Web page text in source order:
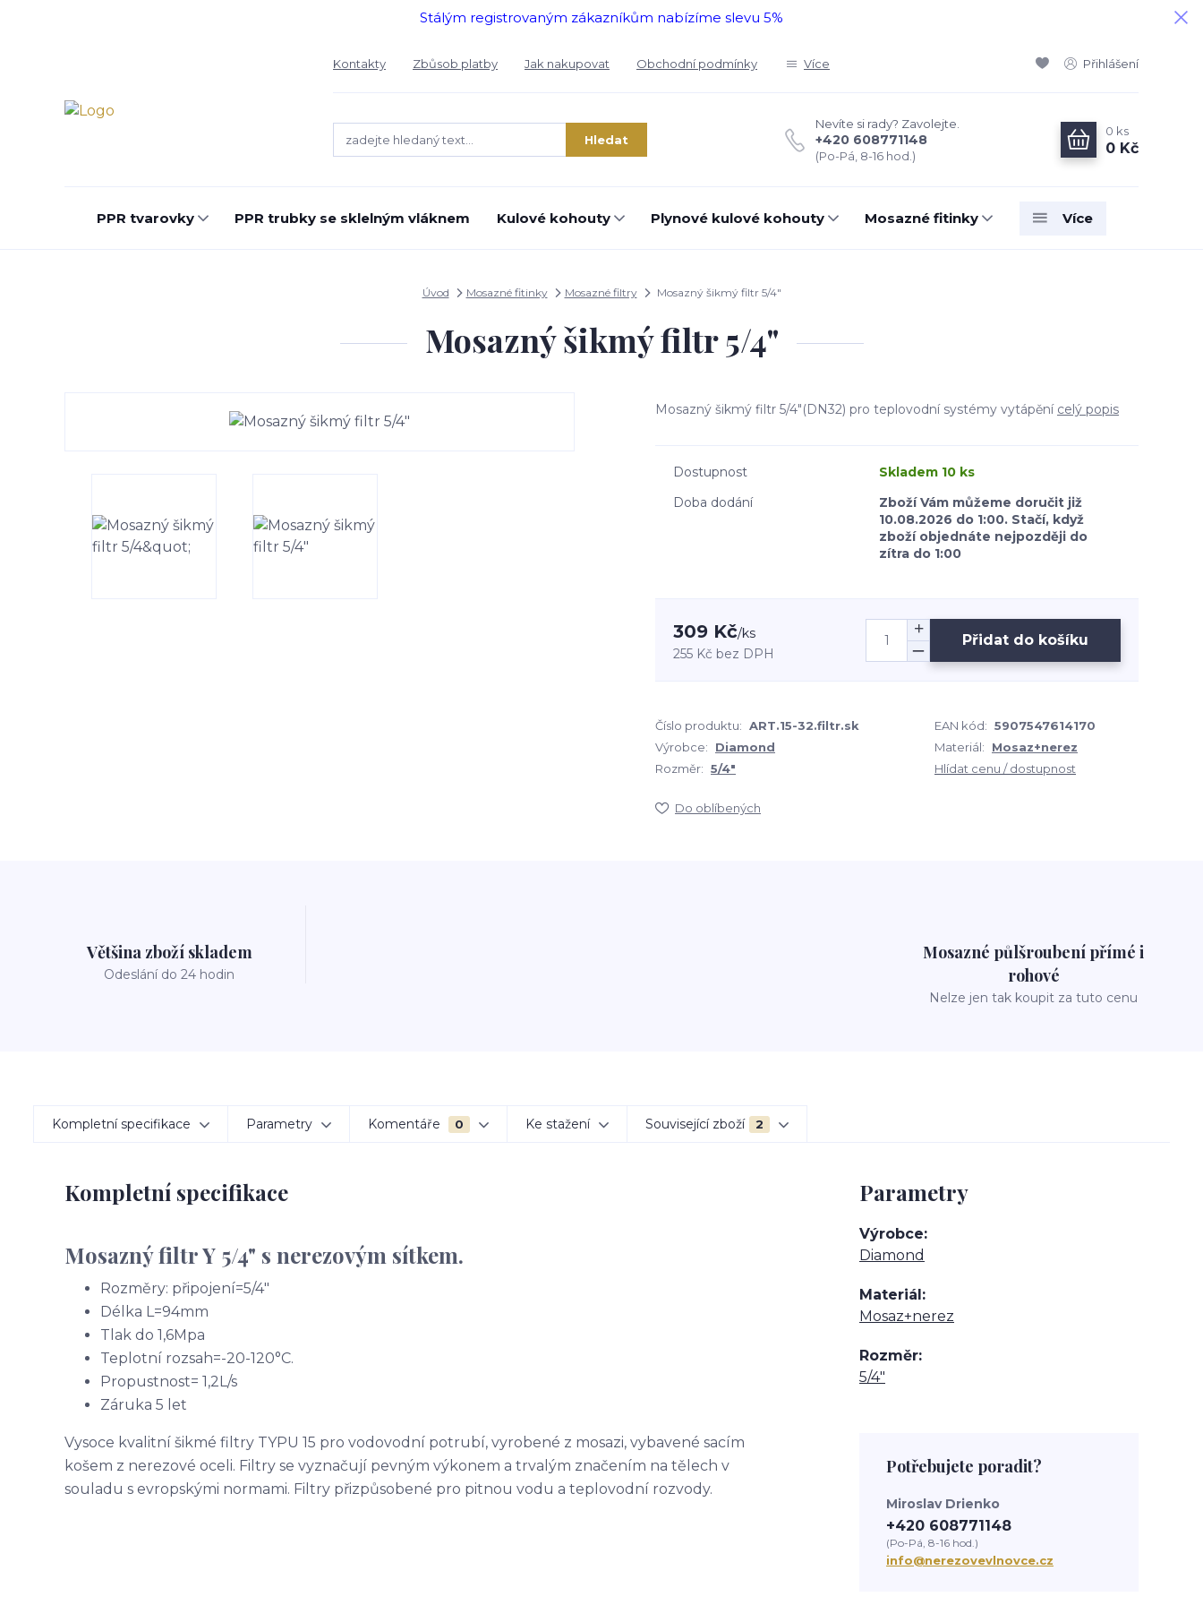
Stálým registrovaným zákazníkům nabízíme slevu 5%
Kontakty Zbůsob platby Jak nakupovat Obchodní podmínky Více Přihlášení
Hledat
Nevíte si rady? Zavolejte.
+420 608771148
(Po-Pá, 8-16 hod.)
0 ks
0 Kč
PPR tvarovky PPR trubky se sklelným vláknem Kulové kohouty Plynové kulové kohouty Mosazné fitinky Více
Úvod Mosazné fitinky Mosazné filtry Mosazný šikmý filtr 5/4"
Mosazný šikmý filtr 5/4"
Mosazný šikmý filtr 5/4"(DN32) pro teplovodní systémy vytápění celý popis
Dostupnost
Skladem 10 ks
Doba dodání
Zboží Vám můžeme doručit již
10.08.2026 do 1:00. Stačí, když
zboží objednáte nejpozději do
zítra do 1:00
309 Kč/ks
255 Kč bez DPH
Přidat do košíku
Číslo produktu: ART.15-32.filtr.sk EAN kód: 5907547614170
Výrobce:
Diamond Materiál:
Mosaz+nerez
Rozměr: 5/4" Hlídat cenu / dostupnost
Do oblíbených
Většina zboží skladem
Odeslání do 24 hodin
Mosazné půlšroubení přímé i
rohové
Nelze jen tak koupit za tuto cenu
Kompletní specifikace Parametry Komentáře 0 Ke stažení Související zboží 2
Kompletní specifikace
Mosazný filtr Y 5/4" s nerezovým sítkem.
Rozměry: připojení=5/4"
Délka L=94mm
Tlak do 1,6Mpa
Teplotní rozsah=-20-120°C.
Propustnost= 1,2L/s
Záruka 5 let
Vysoce kvalitní šikmé filtry TYPU 15 pro vodovodní potrubí, vyrobené z mosazi, vybavené sacím
košem z nerezové oceli. Filtry se vyznačují pevným výkonem a trvalým značením na tělech v
souladu s evropskými normami. Filtry přizpůsobené pro pitnou vodu a teplovodní rozvody.
Parametry
Výrobce
Diamond
Materiál
Mosaz+nerez
Rozměr
5/4"
Potřebujete poradit?
Miroslav Drienko
+420 608771148
(Po-Pá, 8-16 hod.)
info@nerezovevlnovce.cz